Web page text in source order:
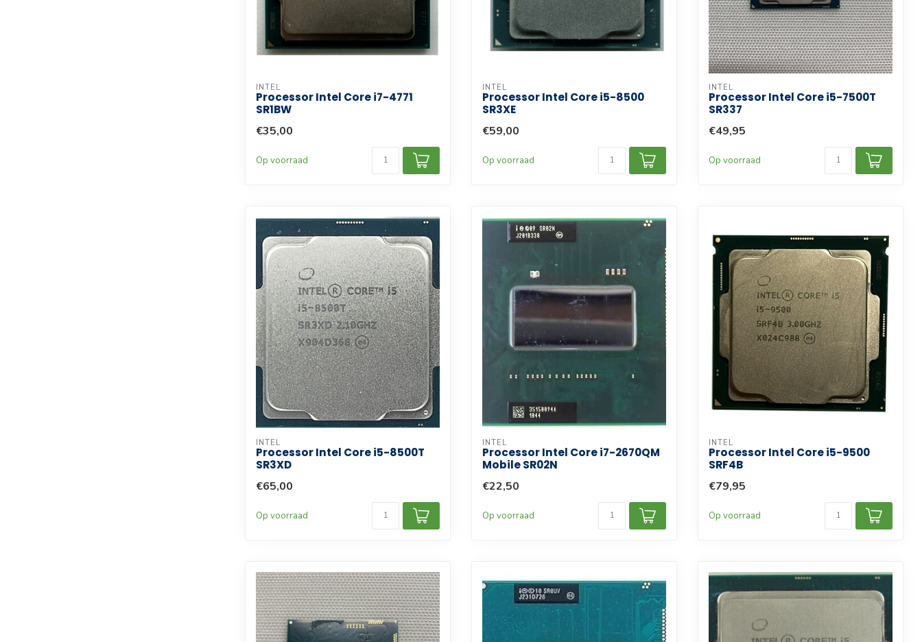
INTEL
Processor Intel Core i7-4771
SR1BW
€35,00
Op voorraad
INTEL
Processor Intel Core i5-8500
SR3XE
€59,00
Op voorraad
INTEL
Processor Intel Core i5-7500T
SR337
€49,95
Op voorraad
INTEL
Processor Intel Core i5-8500T
SR3XD
€65,00
Op voorraad
INTEL
Processor Intel Core i7-2670QM
Mobile SR02N
€22,50
Op voorraad
INTEL
Processor Intel Core i5-9500
SRF4B
€79,95
Op voorraad